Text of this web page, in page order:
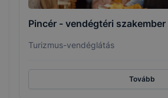
Pincér - vendégtéri szakember
Turizmus-vendéglátás
Tovább